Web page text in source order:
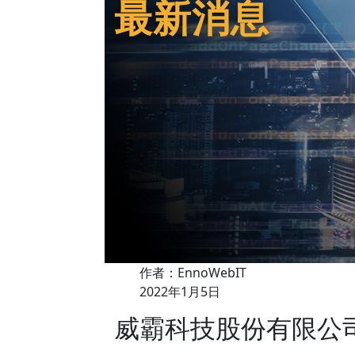
最新消息
作者：EnnoWebIT
2022年1月5日
威霸科技股份有限公